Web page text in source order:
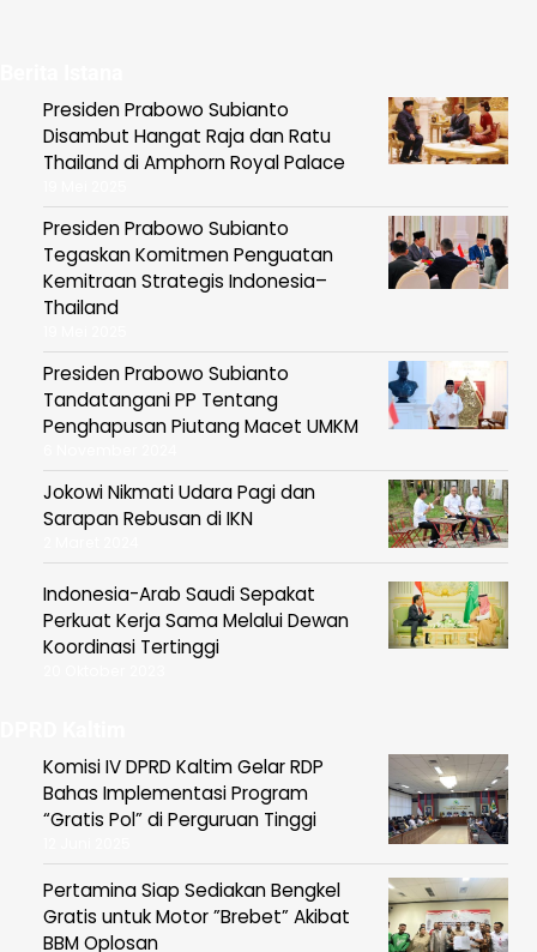
Presiden Prabowo Subianto
Disambut Hangat Raja dan Ratu
Thailand di Amphorn Royal Palace
Presiden Prabowo Subianto
Tegaskan Komitmen Penguatan
Kemitraan Strategis Indonesia–
Thailand
Presiden Prabowo Subianto
Tandatangani PP Tentang
Penghapusan Piutang Macet UMKM
Jokowi Nikmati Udara Pagi dan
Sarapan Rebusan di IKN
Indonesia-Arab Saudi Sepakat
Perkuat Kerja Sama Melalui Dewan
Koordinasi Tertinggi
Komisi IV DPRD Kaltim Gelar RDP
Bahas Implementasi Program
“Gratis Pol” di Perguruan Tinggi
Pertamina Siap Sediakan Bengkel
Gratis untuk Motor ”Brebet” Akibat
BBM Oplosan